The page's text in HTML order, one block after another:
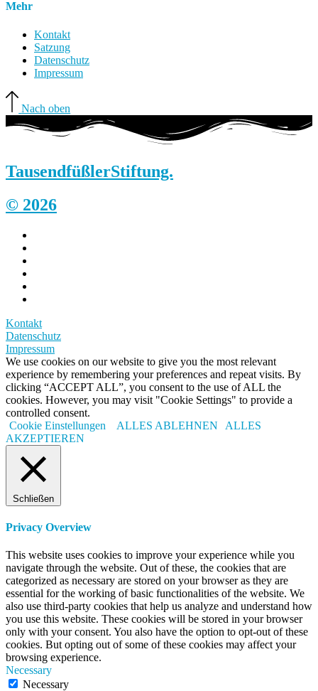
Mehr
Kontakt
Satzung
Datenschutz
Impressum
Nach oben
TausendfüßlerStiftung.
© 2026
Kontakt
Datenschutz
Impressum
We use cookies on our website to give you the most relevant
experience by remembering your preferences and repeat visits. By
clicking “ACCEPT ALL”, you consent to the use of ALL the
cookies. However, you may visit "Cookie Settings" to provide a
controlled consent.
Cookie Einstellungen
ALLES ABLEHNEN
ALLES
AKZEPTIEREN
Schließen
Privacy Overview
This website uses cookies to improve your experience while you
navigate through the website. Out of these, the cookies that are
categorized as necessary are stored on your browser as they are
essential for the working of basic functionalities of the website. We
also use third-party cookies that help us analyze and understand how
you use this website. These cookies will be stored in your browser
only with your consent. You also have the option to opt-out of these
cookies. But opting out of some of these cookies may affect your
browsing experience.
Necessary
Necessary